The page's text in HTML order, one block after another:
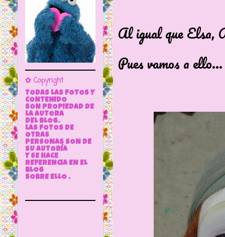
Al igual que Elsa,
Pues vamos a ello...
✿ Copyright
TODAS LAS FOTOS Y
CONTENIDO
SON PROPIEDAD DE
LA AUTORA
DEL BLOG.
LAS FOTOS DE
OTRAS
PERSONAS SON DE
SU AUTORÍA
Y SE HACE
REFERENCIA EN EL
BLOG
SOBRE ELLO .